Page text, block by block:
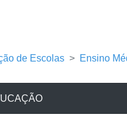
de Escolas Ensino